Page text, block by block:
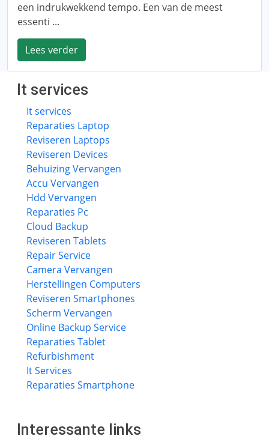
een indrukwekkend tempo. Een van de meest
essenti ...
Lees verder
It services
It services
Reparaties Laptop
Reviseren Laptops
Reviseren Devices
Behuizing Vervangen
Accu Vervangen
Hdd Vervangen
Reparaties Pc
Cloud Backup
Reviseren Tablets
Repair Service
Camera Vervangen
Herstellingen Computers
Reviseren Smartphones
Scherm Vervangen
Online Backup Service
Reparaties Tablet
Refurbishment
It Services
Reparaties Smartphone
Interessante links